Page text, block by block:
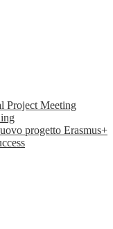
Project Meeting
progetto Erasmus+